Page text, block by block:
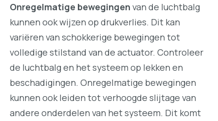
Onregelmatige bewegingen van de luchtbalg
kunnen ook wijzen op drukverlies. Dit kan
variëren van schokkerige bewegingen tot
volledige stilstand van de actuator. Controleer
de luchtbalg en het systeem op lekken en
beschadigingen. Onregelmatige bewegingen
kunnen ook leiden tot verhoogde slijtage van
andere onderdelen van het systeem. Dit komt